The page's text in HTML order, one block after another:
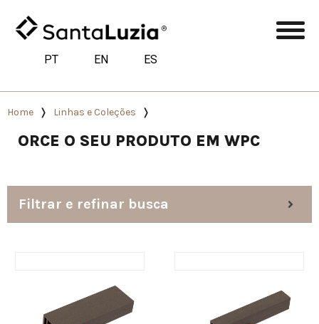
PT EN ES
Home Linhas e Coleções
ORCE O SEU PRODUTO EM WPC
Filtrar e refinar busca